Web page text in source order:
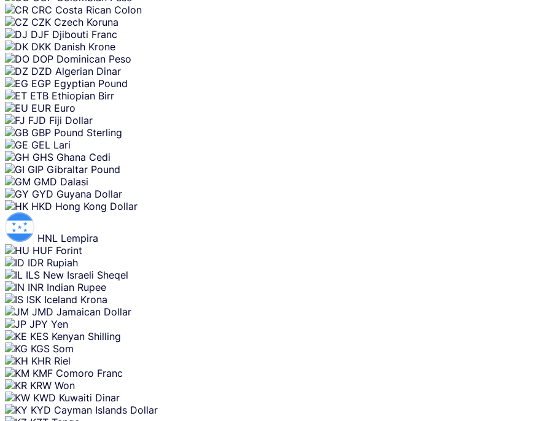
CRC Costa Rican Colon
CZK Czech Koruna
DJF Djibouti Franc
DKK Danish Krone
DOP Dominican Peso
DZD Algerian Dinar
EGP Egyptian Pound
ETB Ethiopian Birr
EUR Euro
FJD Fiji Dollar
GBP Pound Sterling
GEL Lari
GHS Ghana Cedi
GIP Gibraltar Pound
GMD Dalasi
GYD Guyana Dollar
HKD Hong Kong Dollar
HNL Lempira
HUF Forint
IDR Rupiah
ILS New Israeli Sheqel
INR Indian Rupee
ISK Iceland Krona
JMD Jamaican Dollar
JPY Yen
KES Kenyan Shilling
KGS Som
KHR Riel
KMF Comoro Franc
KRW Won
KWD Kuwaiti Dinar
KYD Cayman Islands Dollar